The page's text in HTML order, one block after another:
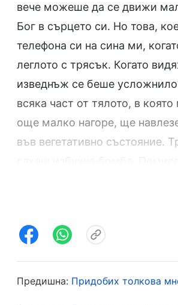
вече можеше да се движи
Бог в сърцето си. Но това,
телефона си на сина ми,
леглото с трясък. Когато
изведнъж се беше
всяка част от тялото, в
още малко нагоре, ще
във вегетативно състояние.
да бъде мъртъв?“. Бях
продължиха така половин
Предишна: Придобих толкова